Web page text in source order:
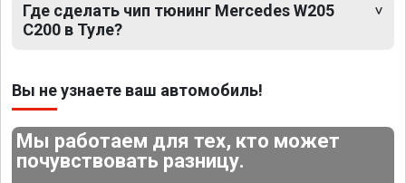
Где сделать чип тюнинг Mercedes W205
C200 в Туле?
Вы не узнаете ваш автомобиль!
Мы работаем для тех, кто может
почувствовать разницу.